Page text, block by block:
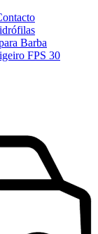
Barba
FPS 30